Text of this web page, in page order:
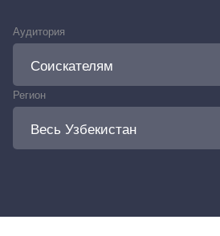
Аудитория
Регион